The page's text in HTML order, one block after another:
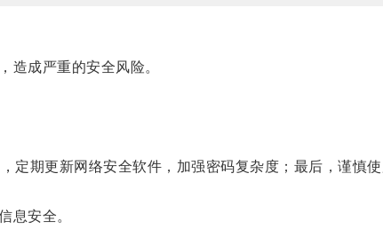
成严重的安全风险。
期更新网络安全软件，加强密码复杂度；最后，谨慎
息安全。